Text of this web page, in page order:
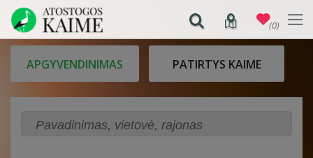
APGYVENDINIMAS PATIRTYS KAIME
(0)